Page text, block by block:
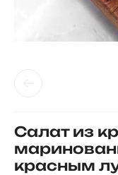
Салат из
красным